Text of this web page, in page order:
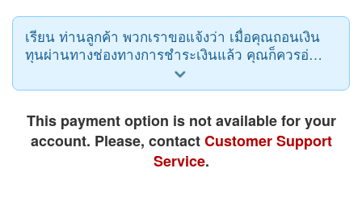
เรียน ท่านลูกค้า พวกเราขอแจ้งว่า เมื่อคุณถอนเงิน
ทุนผ่านทางช่องทางการชำระเงินแล้ว คุณก็ควรอ่าน
กฎดังต่อไปนี้ ระบบการชำระเงิน และสกุลเงินในการ
ฝากและการถอนเงินจะต้องดำเนินไปในช่องทาง
This payment option is not available for your
account. Please, contactCustomer Support
Service.